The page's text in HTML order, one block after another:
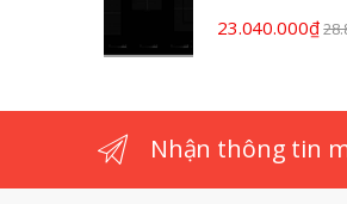
s
23.040.000₫
Nhận thông tin